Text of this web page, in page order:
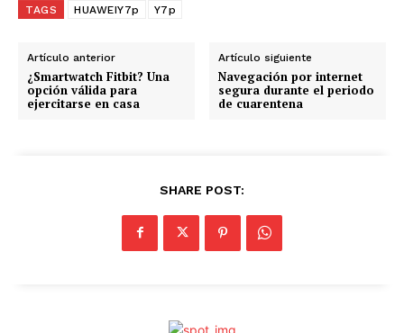
g
n
d
o
TAGS HUAWEIY7p Y7p
Artículo anterior
¿Smartwatch Fitbit? Una
opción válida para
ejercitarse en casa
Artículo siguiente
Navegación por internet
segura durante el periodo
de cuarentena
SHARE POST: